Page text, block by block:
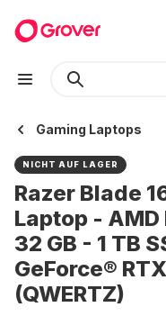
Gaming Laptops
NICHT AUF LAGER
Razer Blade
Laptop -
32 GB - 1 TB
GeForce®
(QWERTZ)